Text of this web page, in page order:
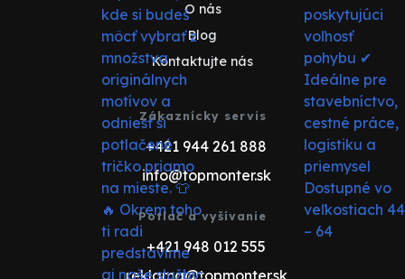
O nás
Blog
Kontaktujte nás
Zákaznícky servis
+421 944 261 888
info@topmonter.sk
Potlač a vyšívanie
+421 948 012 555